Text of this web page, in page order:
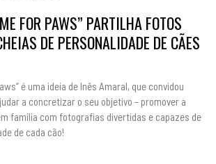
FOR PAWS” PARTILHA FOTOS
DE PERSONALIDADE DE CÃES
é uma ideia de Inês Amaral, que convidou
a concretizar o seu objetivo – promover a
família com fotografias divertidas e capazes de
de cada cão!